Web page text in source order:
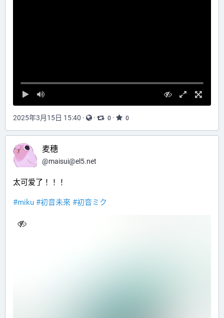
2025年3月15日 15:40 · · 0 · 0
麦穗
@maisui@el5.net
太可爱了！！！
#miku #初音未來 #初音ミク